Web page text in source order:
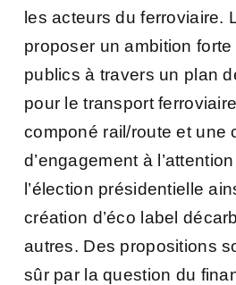
les acteurs du ferroviaire.
proposer un ambition
publics à travers un plan
pour le transport
componé rail/route et une
d’engagement à
l’élection présidentielle
création d’éco label
autres. Des propositions
sûr par la question du